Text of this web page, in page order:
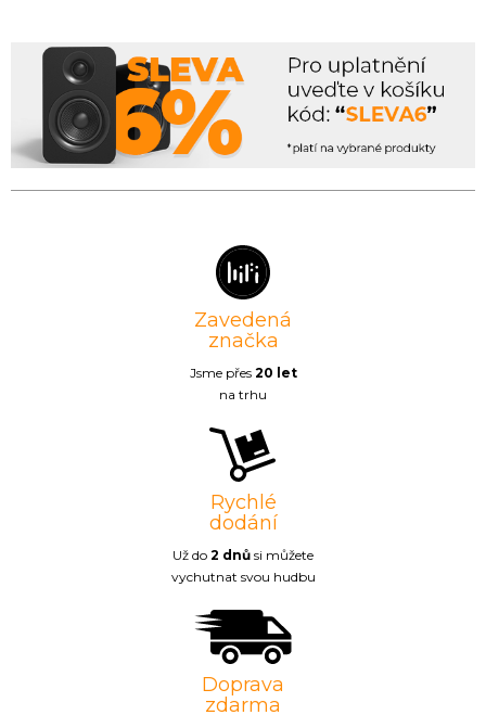
Zavedená
značka
Jsme přes 20 let
na trhu
Rychlé
dodání
Už do 2 dnů si můžete
vychutnat svou hudbu
Doprava
zdarma